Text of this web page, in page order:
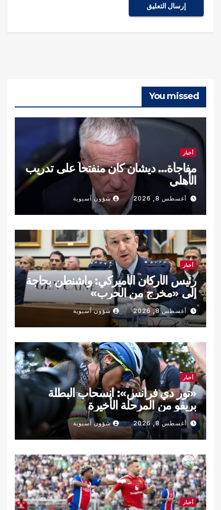
You missed
أخبار
مفاجأة… ديشان كان منفتحاً على تدريب
الأهلي
أغسطس 8, 2026 شؤون آسيوية
أخبار
رئيس الأركان الأميركي: واشنطن بحاجة
إلى «مخرج من الحرب»
أغسطس 8, 2026 شؤون آسيوية
أخبار
«تور دي فرانس»: انسحاب البطلة
بريفو من المرحلة الأخيرة
أغسطس 8, 2026 شؤون آسيوية
أخبار